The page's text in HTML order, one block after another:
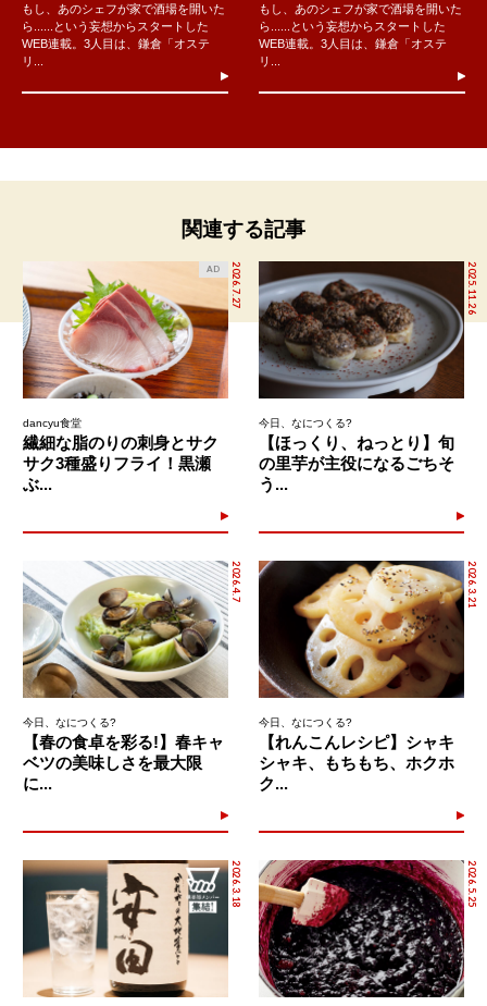
もし、あのシェフが家で酒場を開いた
ら......という妄想からスタートした
WEB連載。3人目は、鎌倉「オステ
リ...
もし、あのシェフが家で酒場を開いた
ら......という妄想からスタートした
WEB連載。3人目は、鎌倉「オステ
リ...
関連する記事
2026.7.27
AD
dancyu食堂
繊細な脂のりの刺身とサク
サク3種盛りフライ！黒瀬
ぶ...
2025.11.26
今日、なにつくる?
【ほっくり、ねっとり】旬
の里芋が主役になるごちそ
う...
2026.4.7
今日、なにつくる?
【春の食卓を彩る!】春キャ
ベツの美味しさを最大限
に...
2026.3.21
今日、なにつくる?
【れんこんレシピ】シャキ
シャキ、もちもち、ホクホ
ク...
2026.3.18 2026.5.25